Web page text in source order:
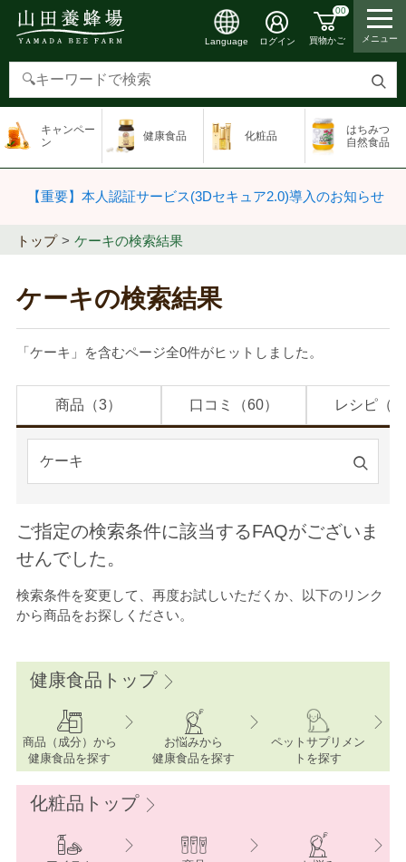
検
す
Language ログイン
00
買物かご メニュー
キャンペー
ン
健康食品 化粧品
はちみつ
自然食品
【重要】本人認証サービス(3Dセキュア2.0)導入のお知らせ
トップ ケーキの検索結果
ケーキの検索結果
「ケーキ」を含むページ全0件がヒットしました。
商品（3） 口コミ（60） レシピ（
る
ご指定の検索条件に該当するFAQがございま
せんでした。
検索条件を変更して、再度お試しいただくか、以下のリンク
から商品をお探しください。
健康食品トップ
商品（成分）から
健康食品を探す
お悩みから
健康食品を探す
ペットサプリメン
ト を探す
化粧品トップ